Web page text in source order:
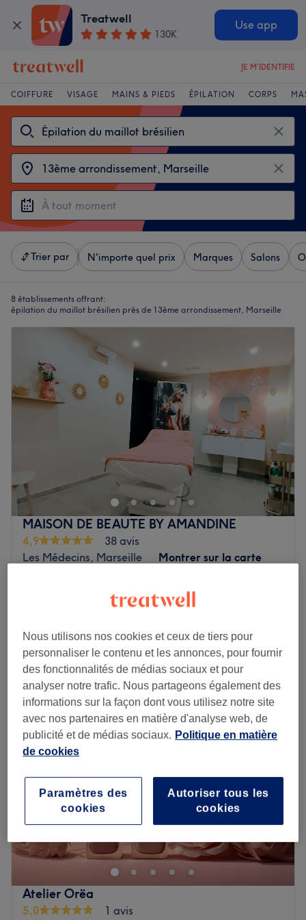
Treatwell
130K
Use app
JE M'IDENTIFIE
COIFFURE VISAGE MAINS & PIEDS ÉPILATION CORPS
Trier par N'importe quel prix Marques Salons
8 établissements offrant:
épilation du maillot brésilien près de 13ème arrondissement, Marseille
MAISON DE BEAUTE BY AMANDINE
4,9
38 avis
Les Médecins, Marseille
Montrer sur la carte
25 min
Je veux en savoir plus
Lundi 10:00–18:00
Mardi
09:00–19:00
Mercredi
09:00–19:00
Jeudi
09:00–19:00
Vendredi
Dimanche
Fermé
Bienvenue àMaison de Beauté by Amandine
, un institut
pensé comme une véritable bulle de bien-être.
L’atmosphère y est chaleureuse et apaisante : sol gris,
murs beiges, cabines décorées dans des tons doux (rose
NOUVEAU
Atelier Orëa
5,0
1 avis
Nous utilisons nos cookies et ceux de tiers pour
personnaliser le contenu et les annonces, pour fournir
des fonctionnalités de médias sociaux et pour
analyser notre trafic. Nous partageons également des
informations sur la façon dont vous utilisez notre site
avec nos partenaires en matière d'analyse web, de
publicité et de médias sociaux. Politique en matière
de cookies
Autoriser tous les
cookies
Paramètres des
cookies